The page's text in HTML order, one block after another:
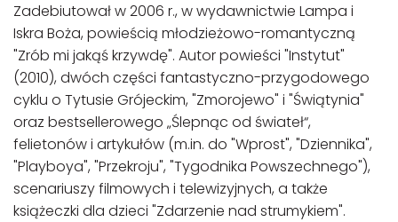
Zadebiutował w 2006 r., w wydawnictwie Lampa i
Iskra Boża, powieścią młodzieżowo-romantyczną
"Zrób mi jakąś krzywdę". Autor powieści "Instytut"
(2010), dwóch części fantastyczno-przygodowego
cyklu o Tytusie Grójeckim, "Zmorojewo" i "Świątynia"
oraz bestsellerowego „Ślepnąc od świateł“,
felietonów i artykułów (m.in. do "Wprost", "Dziennika",
"Playboya", "Przekroju", "Tygodnika Powszechnego"),
scenariuszy filmowych i telewizyjnych, a także
książeczki dla dzieci "Zdarzenie nad strumykiem".